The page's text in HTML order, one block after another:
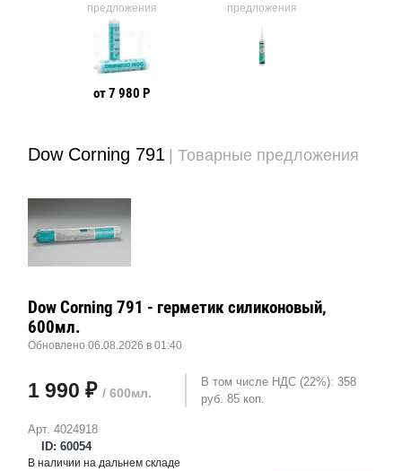
предложения
от 7 980 Р
предложения
Dow Corning 791 | Товарные предложения
Арт. 4024918
ID: 60054
Dow Corning 791 - герметик силиконовый,
600мл.
Обновлено 06.08.2026 в 01:40
1 990 ₽ / 600мл.
В том числе НДС (22%): 358
руб. 85 коп.
В наличии на дальнем складе